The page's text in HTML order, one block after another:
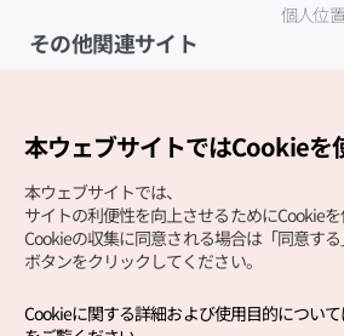
個人位
その他関連サイト
Copyright (c) Korea Tourism
本ウェブサイトではCookieを
本ウェブサイトでは、
サイトの利便性を向上させるためにCookieを
Cookieの収集に同意される場合は「同意する
ボタンをクリックしてください。
Cookieに関する詳細および使用目的につい